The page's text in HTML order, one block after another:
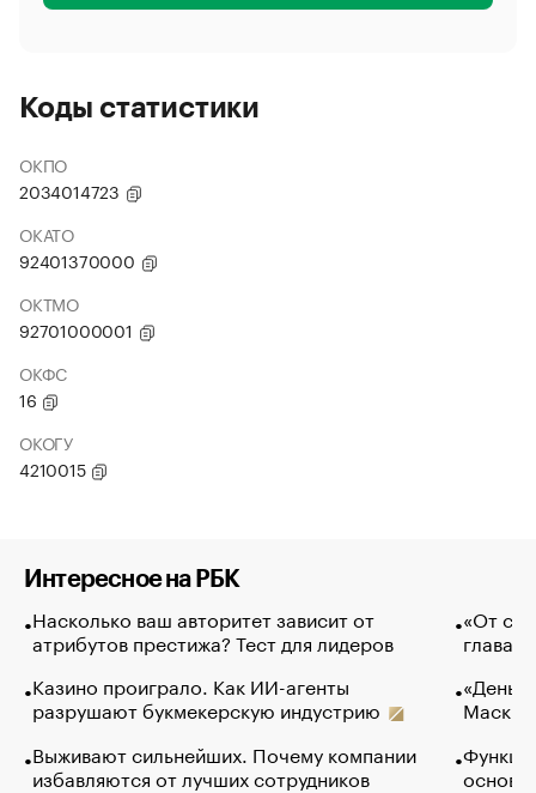
Коды статистики
ОКПО
2034014723
ОКАТО
92401370000
ОКТМО
92701000001
ОКФС
16
ОКОГУ
4210015
Интересное на РБК
Насколько ваш авторитет зависит от
атрибутов престижа? Тест для лидеров
Казино проиграло. Как ИИ-агенты
разрушают букмекерскую индустрию
Выживают сильнейших. Почему компании
избавляются от лучших сотрудников
«От
глава
Маск в
основ